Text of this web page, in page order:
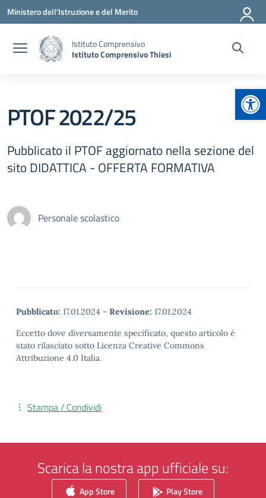
Vai ai contenuti
Vai al menu di navigazione
Vai al footer
Ministero dell'Istruzione e del Merito
Istituto Comprensivo
Istituto Comprensivo Thiesi
PTOF 2022/25
Pubblicato il PTOF aggiornato nella sezione del
sito DIDATTICA - OFFERTA FORMATIVA
Personale scolastico
Pubblicato: 17.01.2024 - Revisione: 17.01.2024
Eccetto dove diversamente specificato, questo articolo è
stato rilasciato sotto Licenza Creative Commons
Attribuzione 4.0 Italia.
Stampa / Condividi
Scarica la nostra app ufficiale su:
App Store Play Store